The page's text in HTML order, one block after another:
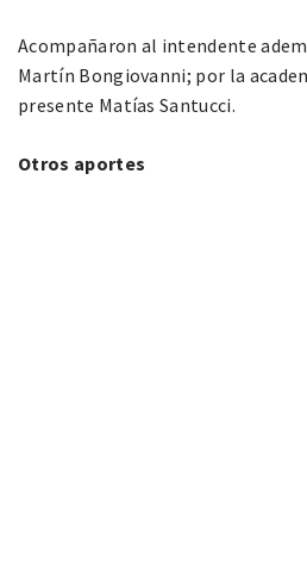
Acompañaron al intendente
Martín Bongiovanni; por la
presente Matías Santucci.
Otros aportes